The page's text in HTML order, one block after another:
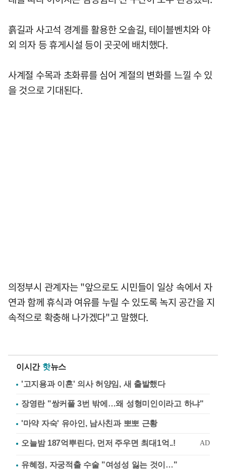
흙길과 사고석 경계를 활용한 오솔길, 테이블벤치와 야
외 의자 등 휴게시설 등이 곳곳에 배치했다.
사계절 수목과 초화류를 심어 계절의 변화를 느낄 수 있
을 것으로 기대된다.
의정부시 관계자는 "앞으로도 시민들이 일상 속에서 자
연과 함께 휴식과 여유를 누릴 수 있도록 녹지 공간을 지
속적으로 확충해 나가겠다"고 말했다.
이시간 핫뉴스
'고지용과 이혼' 의사 허양임, 새 출발했다
장영란 "쌍커풀 3번 밖에…왜 성형미인이라고 하냐"
'마약 자숙' 유아인, 남사친과 뽀뽀 근황
유혜정, 자궁적출 수술 "여성성 잃는 것이…"